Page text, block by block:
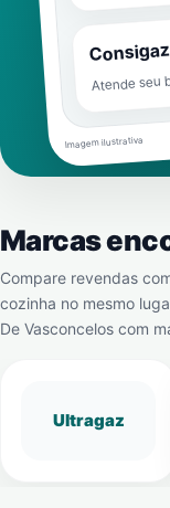
Atende seu
Imagem ilustrativa
Marcas
Compare revendas
cozinha no mesmo
De Vasconcelos com
Ultragaz